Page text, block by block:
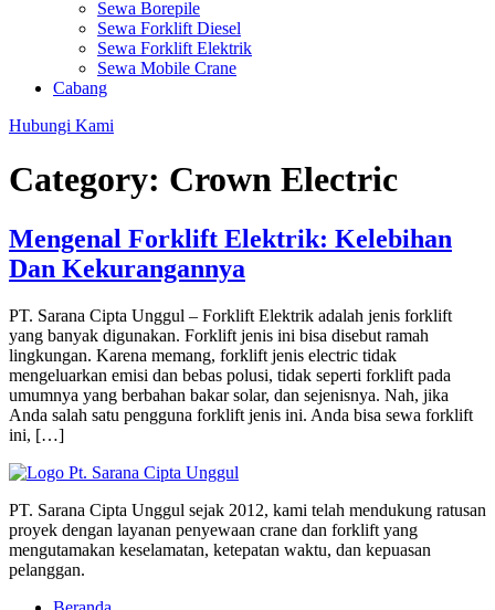
Sewa Borepile
Sewa Forklift Diesel
Sewa Forklift Elektrik
Sewa Mobile Crane
Cabang
Hubungi Kami
Category: Crown Electric
Mengenal Forklift Elektrik: Kelebihan
Dan Kekurangannya
PT. Sarana Cipta Unggul – Forklift Elektrik adalah jenis forklift
yang banyak digunakan. Forklift jenis ini bisa disebut ramah
lingkungan. Karena memang, forklift jenis electric tidak
mengeluarkan emisi dan bebas polusi, tidak seperti forklift pada
umumnya yang berbahan bakar solar, dan sejenisnya. Nah, jika
Anda salah satu pengguna forklift jenis ini. Anda bisa sewa forklift
ini, […]
PT. Sarana Cipta Unggul sejak 2012, kami telah mendukung ratusan
proyek dengan layanan penyewaan crane dan forklift yang
mengutamakan keselamatan, ketepatan waktu, dan kepuasan
pelanggan.